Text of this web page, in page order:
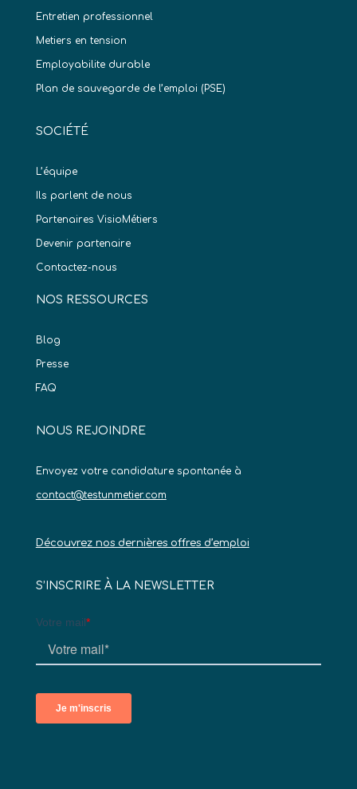
Entretien professionnel
Metiers en tension
Employabilite durable
Plan de sauvegarde de l’emploi (PSE)
SOCIÉTÉ
L’équipe
Ils parlent de nous
Partenaires VisioMétiers
Devenir partenaire
Contactez-nous
NOS RESSOURCES
Blog
Presse
FAQ
NOUS REJOINDRE
Envoyez votre candidature spontanée à
contact@testunmetier.com
Découvrez nos dernières offres d’emploi
S’INSCRIRE À LA NEWSLETTER